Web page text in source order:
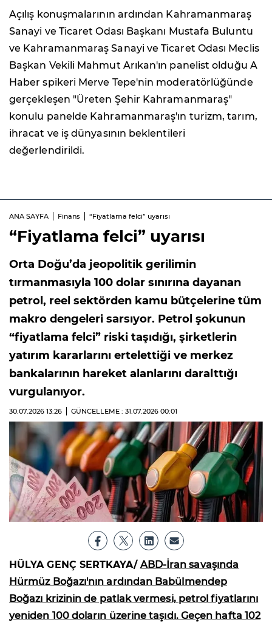
Açılış konuşmalarının ardından Kahramanmaraş
Sanayi ve Ticaret Odası Başkanı Mustafa Buluntu
ve Kahramanmaraş Sanayi ve Ticaret Odası Meclis
Başkan Vekili Mahmut Arıkan'ın panelist olduğu A
Haber spikeri Merve Tepe'nin moderatörlüğünde
gerçekleşen "Üreten Şehir Kahramanmaraş"
konulu panelde Kahramanmaraş'ın turizm, tarım,
ihracat ve iş dünyasının beklentileri
değerlendirildi.
ANA SAYFA Finans “Fiyatlama felci” uyarısı
“Fiyatlama felci” uyarısı
Orta Doğu’da jeopolitik gerilimin
tırmanmasıyla 100 dolar sınırına dayanan
petrol, reel sektörden kamu bütçelerine tüm
makro dengeleri sarsıyor. Petrol şokunun
“fiyatlama felci” riski taşıdığı, şirketlerin
yatırım kararlarını ertelettiği ve merkez
bankalarının hareket alanlarını daralttığı
vurgulanıyor.
30.07.2026 13:26 GÜNCELLEME : 31.07.2026 00:01
HÜLYA GENÇ SERTKAYA/ ABD-İran savaşında
Hürmüz Boğazı'nın ardından Babülmendep
Boğazı krizinin de patlak vermesi, petrol fiyatlarını
yeniden 100 doların üzerine taşıdı. Geçen hafta 102